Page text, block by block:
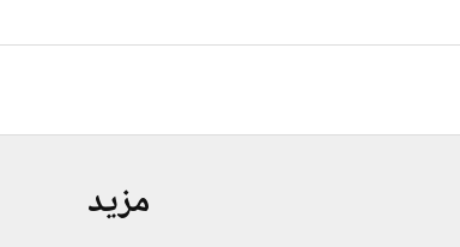
مزید